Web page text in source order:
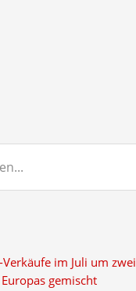
im Juli um zwei
gemischt